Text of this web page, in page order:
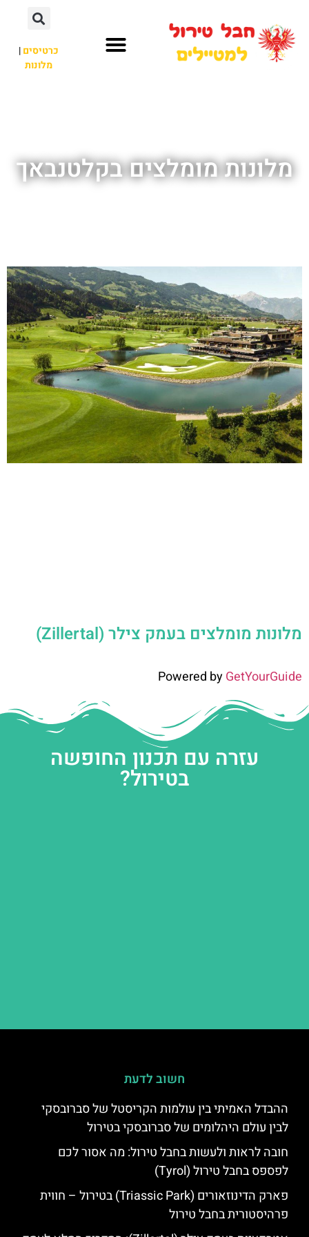
כרטיסים|
מלונות
מלונות מומלצים בקלטנבאך
מלונות מומלצים בעמק צילר (Zillertal)
Powered byGetYourGuide
עזרה עם תכנון החופשה
בטירול?
חשוב לדעת
ההבדל האמיתי בין עולמות הקריסטל של סברובסקי
לבין עולם היהלומים של סברובסקי בטירול
חובה לראות ולעשות בחבל טירול: מה אסור לכם
לפספס בחבל טירול (Tyrol)
פארק הדינוזאורים (Triassic Park) בטירול – חווית
פרהיסטורית בחבל טירול